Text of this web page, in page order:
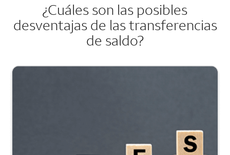
¿Cuáles son las posibles
desventajas de las transferencias
de saldo?